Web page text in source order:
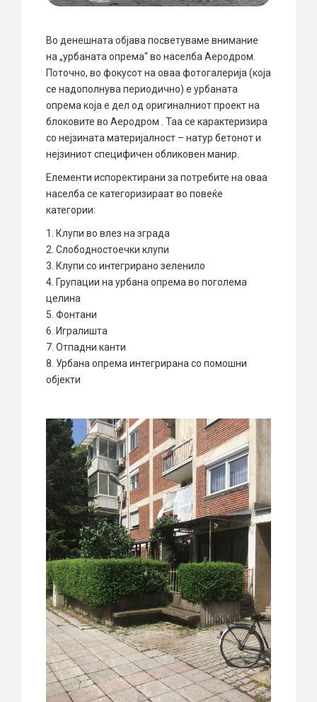
Во денешната објава посветуваме внимание
на „урбаната опрема“ во населба Аеродром.
Поточно, во фокусот на оваа фотогалерија (која
се надополнува периодично) е урбаната
опрема која е дел од оригиналниот проект на
блоковите во Аеродром . Таа се карактеризира
со нејзината материјалност – натур бетонот и
нејзиниот специфичен обликовен манир.
Елементи испоректирани за потребите на оваа
населба се категоризираат во повеќе
категории:
1. Клупи во влез на зграда
2. Слободностоечки клупи
3. Клупи со интегрирано зеленило
4. Групации на урбана опрема во поголема
целина
5. Фонтани
6. Игралишта
7. Отпадни канти
8. Урбана опрема интегрирана со помошни
објекти